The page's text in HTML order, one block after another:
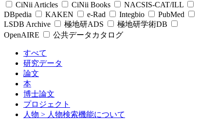
CiNii Articles
CiNii Books
NACSIS-CAT/ILL
DBpedia
KAKEN e-Rad Integbio
PubMed
LSDB Archive
極地研ADS
極地研学術DB
OpenAIRE
公共データカタログ
すべて
研究データ
論文
本
博士論文
プロジェクト
人物 > 人物検索機能について